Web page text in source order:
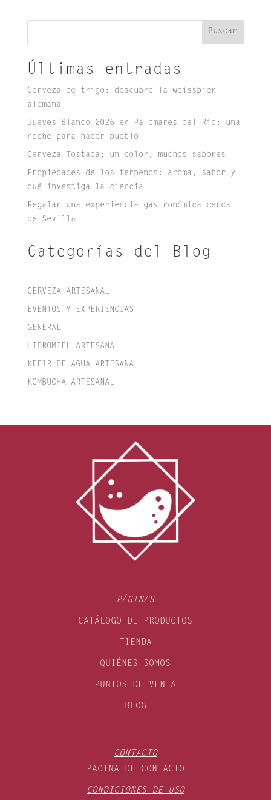
Buscar
Últimas entradas
Cerveza de trigo: descubre la weissbier
alemana
Jueves Blanco 2026 en Palomares del Río: una
noche para hacer pueblo
Cerveza Tostada: un color, muchos sabores
Propiedades de los terpenos: aroma, sabor y
qué investiga la ciencia
Regalar una experiencia gastronómica cerca
de Sevilla
Categorías del Blog
CERVEZA ARTESANAL
EVENTOS Y EXPERIENCIAS
GENERAL
HIDROMIEL ARTESANAL
KEFIR DE AGUA ARTESANAL
KOMBUCHA ARTESANAL
PÁGINAS
CATÁLOGO DE PRODUCTOS
TIENDA
QUIÉNES SOMOS
PUNTOS DE VENTA
BLOG
CONTACTO
PAGINA DE CONTACTO
CONDICIONES DE USO